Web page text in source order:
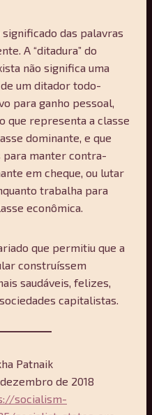
das palavras
A “ditadura” do
não significa uma
um ditador todo-
para ganho pessoal,
que representa a classe
dominante, e que
para manter contra-
em cheque, ou lutar
trabalha para
econômica.
que permitiu que a
construíssem
saudáveis, felizes,
capitalistas.
Patnaik
de 2018
socialism-